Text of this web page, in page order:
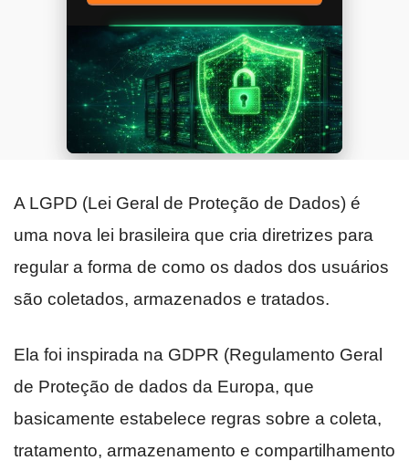
A LGPD (Lei Geral de Proteção de Dados) é
uma nova lei brasileira que cria diretrizes para
regular a forma de como os dados dos usuários
são coletados, armazenados e tratados.
Ela foi inspirada na GDPR (Regulamento Geral
de Proteção de dados da Europa, que
basicamente estabelece regras sobre a coleta,
tratamento, armazenamento e compartilhamento